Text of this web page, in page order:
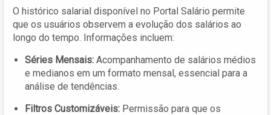
O histórico salarial disponível no Portal Salário permite
que os usuários observem a evolução dos salários ao
longo do tempo. Informações incluem:
Séries Mensais: Acompanhamento de salários médios
e medianos em um formato mensal, essencial para a
análise de tendências.
Filtros Customizáveis: Permissão para que os